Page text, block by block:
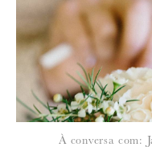
Para saber como tratamos e
política de privacidade
À conversa com: